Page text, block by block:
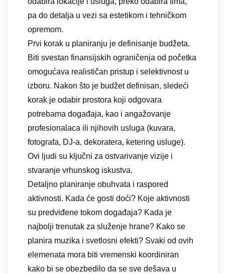
pa do detalja u vezi sa estetikom i tehničkom
opremom.
Prvi korak u planiranju je definisanje budžeta.
Biti svestan finansijskih ograničenja od početka
omogućava realističan pristup i selektivnost u
izboru. Nakon što je budžet definisan, sledeći
korak je odabir prostora koji odgovara
potrebama događaja, kao i angažovanje
profesionalaca ili njihovih usluga (kuvara,
fotografa, DJ-a, dekoratera, ketering usluge).
Ovi ljudi su ključni za ostvarivanje vizije i
stvaranje vrhunskog iskustva.
Detaljno planiranje obuhvata i raspored
aktivnosti. Kada će gosti doći? Koje aktivnosti
su predviđene tokom događaja? Kada je
najbolji trenutak za služenje hrane? Kako se
planira muzika i svetlosni efekti? Svaki od ovih
elemenata mora biti vremenski koordiniran
kako bi se obezbedilo da se sve dešava u